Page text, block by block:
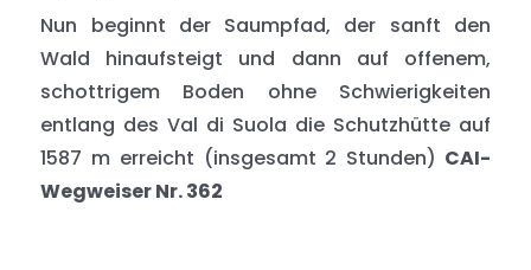
Nun beginnt der Saumpfad, der sanft den
Wald hinaufsteigt und dann auf offenem,
schottrigem Boden ohne Schwierigkeiten
entlang des Val di Suola die Schutzhütte auf
1587 m erreicht (insgesamt 2 Stunden) CAI-
Wegweiser Nr. 362